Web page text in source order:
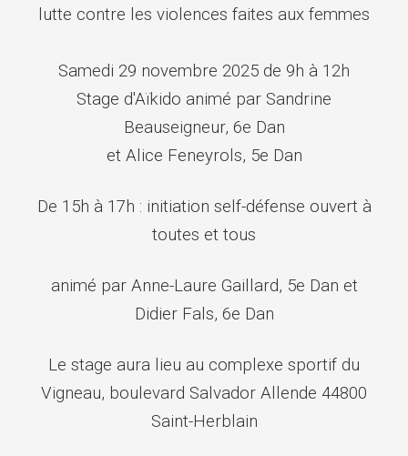
lutte contre les violences faites aux femmes
Samedi 29 novembre 2025 de 9h à 12h
Stage d'Aïkido animé par Sandrine
Beauseigneur, 6e Dan
et Alice Feneyrols, 5e Dan
De 15h à 17h : initiation self-défense ouvert à
toutes et tous
animé par Anne-Laure Gaillard, 5e Dan et
Didier Fals, 6e Dan
Le stage aura lieu au complexe sportif du
Vigneau, boulevard Salvador Allende 44800
Saint-Herblain